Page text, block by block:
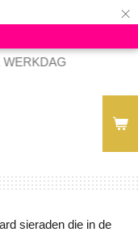
×
WERKDAG
sieraden die in de